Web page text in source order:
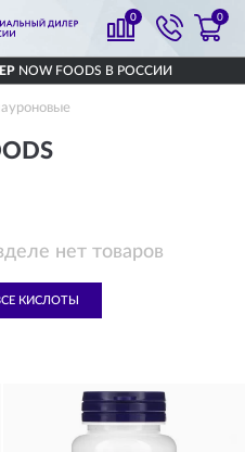
0 0
NOW FOODS В РОССИИ
нет товаров
КИСЛОТЫ